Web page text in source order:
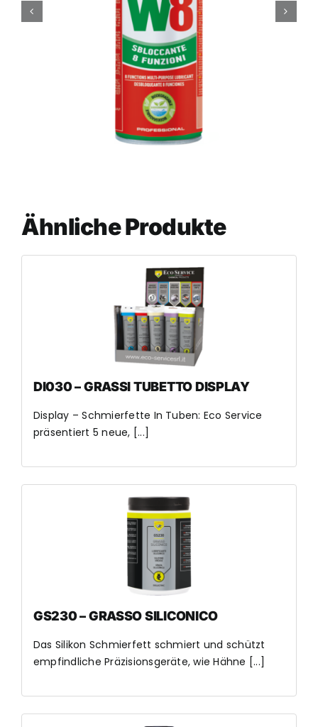
Ähnliche Produkte
DI030 – GRASSI TUBETTO DISPLAY
Display – Schmierfette In Tuben: Eco Service
präsentiert 5 neue, [...]
GS230 – GRASSO SILICONICO
Das Silikon Schmierfett schmiert und schützt
empfindliche Präzisionsgeräte, wie Hähne [...]